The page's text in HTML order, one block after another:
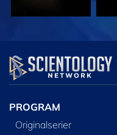
TITTA
PROGRAM
Originalserier